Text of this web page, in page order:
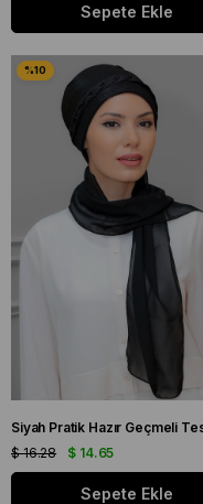
Sepete Ekle
$ 14.65
$ 16.28
Sepete Ekle